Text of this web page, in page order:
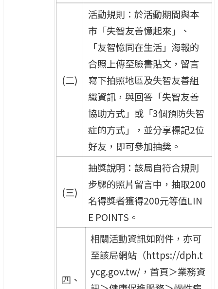
(二)
活動規則：於活動期間與本
市「失智友善憶起來」、
「友智憶同在生活」海報的
合照上傳至臉書貼文，留言
寫下拍照地區及失智友善組
織資訊，與回答「失智友善
協助方式」或「3個預防失智
症的方式」，並分享標記2位
好友，即可參加抽獎。
(三)
抽獎說明：該局自符合規則
步驟的照片留言中，抽取200
名得獎者獲得200元等值LIN
E POINTS。
四、
相關活動資訊如附件，亦可
至該局網站（https://dph.t
ycg.gov.tw/，首頁＞業務資